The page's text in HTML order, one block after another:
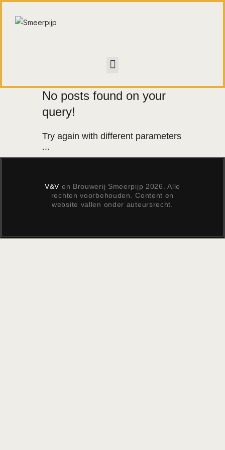
CONTACT
WALL OF FAME
No posts found on your
query!
Try again with different parameters
...
V&V en Brouwerij Smeerpijp 2026. Alle
rechten voorbehouden. Content en
website vallen onder auteursrecht.